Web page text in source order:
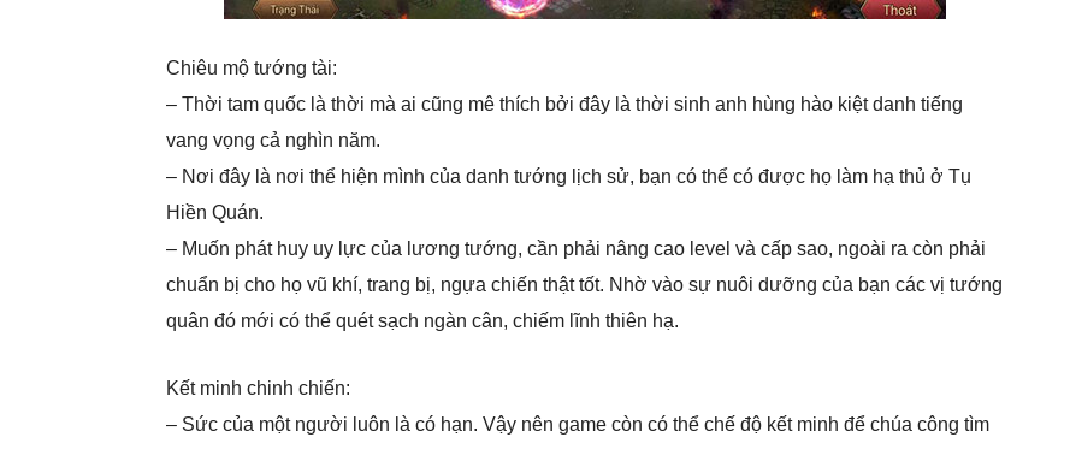
Chiêu mộ tướng tài:
– Thời tam quốc là thời mà ai cũng mê thích bởi đây là thời sinh anh hùng hào kiệt danh tiếng
vang vọng cả nghìn năm.
– Nơi đây là nơi thể hiện mình của danh tướng lịch sử, bạn có thể có được họ làm hạ thủ ở Tụ
Hiền Quán.
– Muốn phát huy uy lực của lương tướng, cần phải nâng cao level và cấp sao, ngoài ra còn phải
chuẩn bị cho họ vũ khí, trang bị, ngựa chiến thật tốt. Nhờ vào sự nuôi dưỡng của bạn các vị tướng
quân đó mới có thể quét sạch ngàn cân, chiếm lĩnh thiên hạ.
Kết minh chinh chiến:
– Sức của một người luôn là có hạn. Vậy nên game còn có thể chế độ kết minh để chúa công tìm